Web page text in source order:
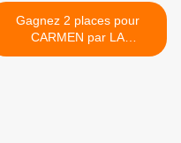
Gagnez 2 places pour
CARMEN par LA
FABRIQUE OPÉRA VAL DE